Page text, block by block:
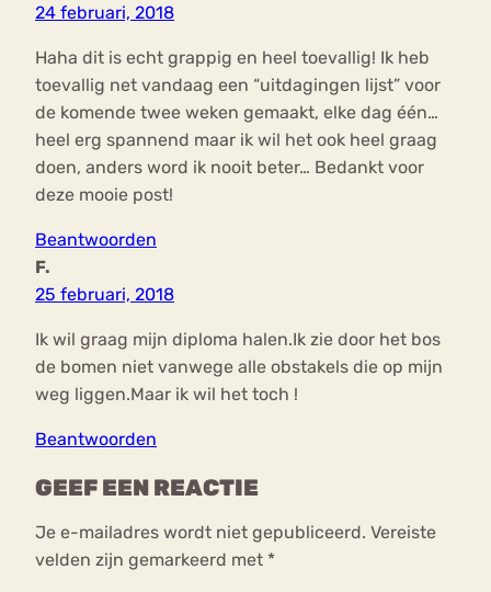
24 februari, 2018
Haha dit is echt grappig en heel toevallig! Ik heb
toevallig net vandaag een “uitdagingen lijst” voor
de komende twee weken gemaakt, elke dag één…
heel erg spannend maar ik wil het ook heel graag
doen, anders word ik nooit beter… Bedankt voor
deze mooie post!
Beantwoorden
F.
25 februari, 2018
Ik wil graag mijn diploma halen.Ik zie door het bos
de bomen niet vanwege alle obstakels die op mijn
weg liggen.Maar ik wil het toch !
Beantwoorden
GEEF EEN REACTIE
Je e-mailadres wordt niet gepubliceerd. Vereiste
velden zijn gemarkeerd met *